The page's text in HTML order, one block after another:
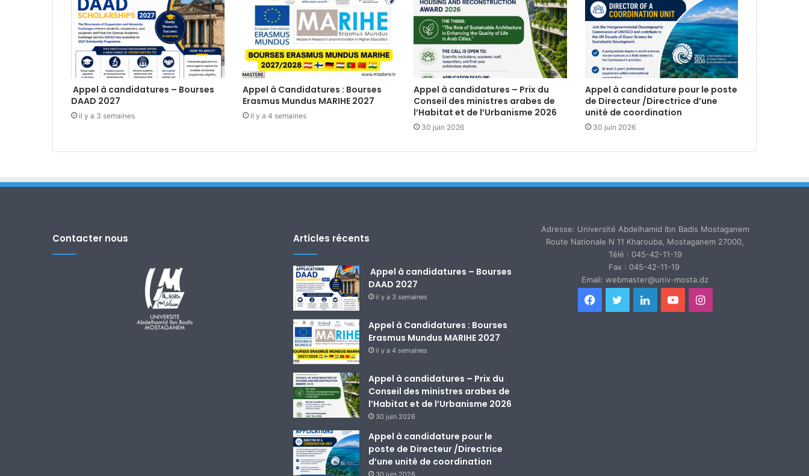
Appel à candidatures – Bourses
DAAD 2027
il y a 3 semaines
Appel à Candidatures : Bourses
Erasmus Mundus MARIHE 2027
il y a 4 semaines
Appel à candidatures – Prix du
Conseil des ministres arabes de
l’Habitat et de l’Urbanisme 2026
30 juin 2026
Appel à candidature pour le poste
de Directeur /Directrice d’une
unité de coordination
30 juin 2026
Contacter nous Articles récents
Appel à candidatures – Bourses
DAAD 2027
il y a 3 semaines
Appel à Candidatures : Bourses
Erasmus Mundus MARIHE 2027
il y a 4 semaines
Appel à candidatures – Prix du
Conseil des ministres arabes de
l’Habitat et de l’Urbanisme 2026
30 juin 2026
Appel à candidature pour le
poste de Directeur /Directrice
d’une unité de coordination
30 juin 2026
Adresse: Université Abdelhamid Ibn Badis Mostaganem
Route Nationale N 11 Kharouba, Mostaganem 27000,
Télé : 045-42-11-19
Fax : 045-42-11-19
Email: webmaster@univ-mosta.dz
Facebook
TwitterLinkedinYouTubeInstagram